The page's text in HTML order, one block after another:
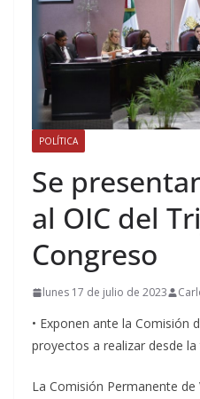
POLÍTICA
Se
al OIC del
Congreso
lunes 17 de julio de 2023
• Exponen ante la Comisión
proyectos a realizar desde
La Comisión Permanente